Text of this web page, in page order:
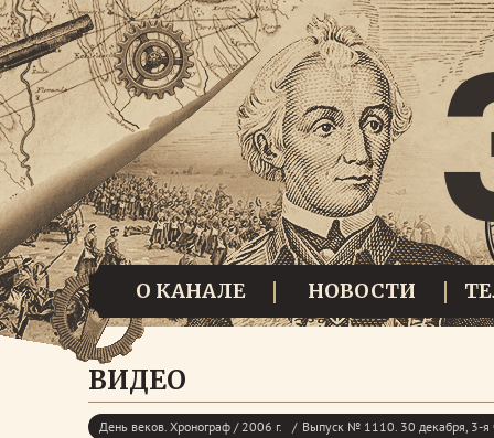
О КАНАЛЕ НОВОСТИ
ВИДЕО
День веков. Хронограф / 2006 г. Выпуск № 1110. 30 декабря, 3-я